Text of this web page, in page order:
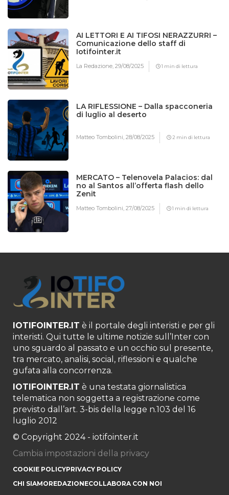
AI LETTORI E AI TIFOSI NERAZZURRI –
Comunicazione dello staff di
Iotifointer.it
La Redazione,29/08/2025 1 min di lettura
LA RIFLESSIONE – Dalla spacconeria
di luglio al deserto
Matteo Tombolini,28/08/2025 2 min di lettura
MERCATO – Telenovela Palacios: dal
no al Santos all’offerta flash dello
Zenit
Matteo Tombolini,27/08/2025 1 min di lettura
IOTIFOINTER.IT è il portale degli interisti e per gli
interisti. Qui tutte le ultime notizie sull’Inter con
uno sguardo al passato e un occhio sul presente,
tra mercato, analisi, social, riflessioni e qualche
gufata alla concorrenza.
IOTIFOINTER.IT è una testata giornalistica
telematica non soggetta a registrazione come
previsto dall’art. 3-bis della legge n.103 del 16
luglio 2012
© Copyright 2024 - iotifointer.it
Cambia impostazioni della privacy
COOKIE POLICYPRIVACY POLICY
CHI SIAMOREDAZIONECOLLABORA CON NOI